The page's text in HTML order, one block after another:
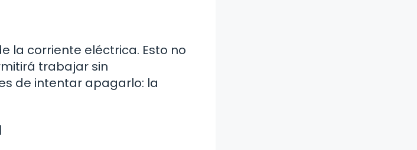
la corriente eléctrica. Esto no
trabajar sin
de intentar apagarlo: la